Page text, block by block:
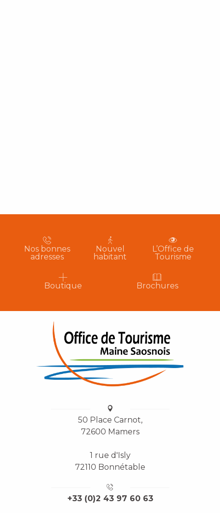
Nos bonnes
adresses
Nouvel
habitant
L’Office de
Tourisme
Boutique Brochures
50 Place Carnot,
72600 Mamers
1 rue d'Isly
72110 Bonnétable
+33 (0)2 43 97 60 63